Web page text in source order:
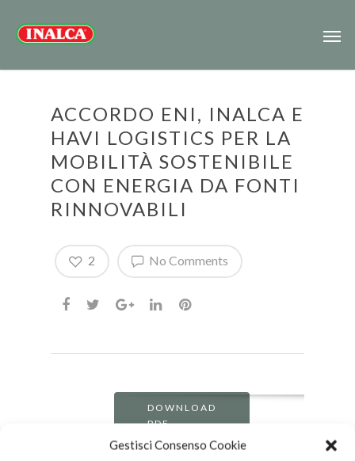
Gestisci Consenso Cookie
ACCORDO ENI, INALCA E
HAVI LOGISTICS PER LA
MOBILITÀ SOSTENIBILE
CON ENERGIA DA FONTI
RINNOVABILI
No Comments
2
DOWNLOAD
PDF